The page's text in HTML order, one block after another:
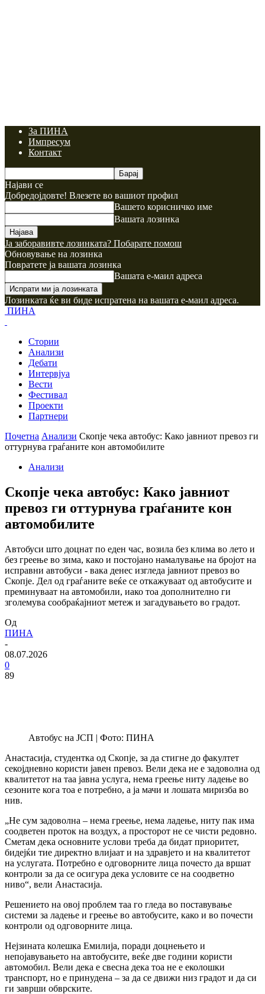
За ПИНА
Импресум
Контакт
Најави се
Добредојдовте! Влезете во вашиот профил
Вашето корисничко име
Вашата лозинка
Ја заборавивте лозинката? Побарате помош
Обновување на лозинка
Повратете ја вашата лозинка
Вашата е-маил адреса
Лозинката ќе ви биде испратена на вашата е-маил адреса.
ПИНА
Стории
Анализи
Дебати
Интервјуа
Вести
Фестивал
Проекти
Партнери
Почетна Анализи Скопје чека автобус: Како јавниот превоз ги
оттурнува граѓаните кон автомобилите
Анализи
Скопје чека автобус: Како јавниот
превоз ги оттурнува граѓаните кон
автомобилите
Автобуси што доцнат по еден час, возила без клима во лето и
без греење во зима, како и постојано намалување на бројот на
исправни автобуси - вака денес изгледа јавниот превоз во
Скопје. Дел од граѓаните веќе се откажуваат од автобусите и
преминуваат на автомобили, иако тоа дополнително ги
зголемува сообраќајниот метеж и загадувањето во градот.
Од
ПИНА
-
08.07.2026
0
89
Автобус на ЈСП | Фото: ПИНА
Анастасија, студентка од Скопје, за да стигне до факултет
секојдневно користи јавен превоз. Вели дека не е задоволна од
квалитетот на таа јавна услуга, нема греење ниту ладење во
сезоните кога тоа е потребно, а ја мачи и лошата миризба во
нив.
„Не сум задоволна – нема греење, нема ладење, ниту пак има
соодветен проток на воздух, а просторот не се чисти редовно.
Сметам дека основните услови треба да бидат приоритет,
бидејќи тие директно влијаат и на здравјето и на квалитетот
на услугата. Потребно е одговорните лица почесто да вршат
контроли за да се осигура дека условите се на соодветно
ниво“, вели Анастасија.
Решението на овој проблем таа го гледа во поставување
системи за ладење и греење во автобусите, како и во почести
контроли од одговорните лица.
Нејзината колешка Емилија, поради доцнењето и
непојавувањето на автобусите, веќе две години користи
автомобил. Вели дека е свесна дека тоа не е еколошки
транспорт, но е принудена – за да се движи низ градот и да си
ги заврши обврските.